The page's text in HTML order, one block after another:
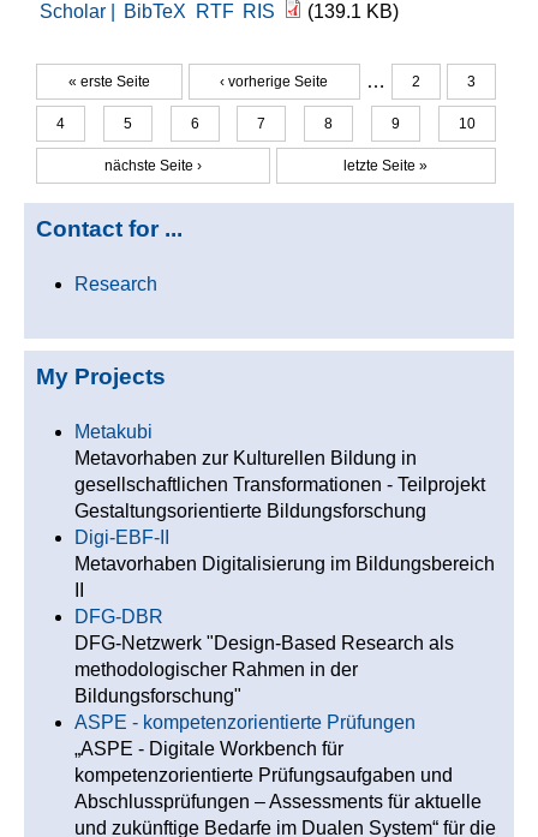
Scholar |
BibTeX RTF RIS (139.1 KB)
Seiten
« erste Seite ‹ vorherige Seite … 2 3
4 5 6 7 8 9 10
nächste Seite › letzte Seite »
Contact for ...
Research
My Projects
Metakubi
Metavorhaben zur Kulturellen Bildung in
gesellschaftlichen Transformationen - Teilprojekt
Gestaltungsorientierte Bildungsforschung
Digi-EBF-II
Metavorhaben Digitalisierung im Bildungsbereich
DFG-DBR
DFG-Netzwerk "Design-Based Research als
methodologischer Rahmen in der
Bildungsforschung"
ASPE - kompetenzorientierte Prüfungen
„ASPE - Digitale Workbench für
kompetenzorientierte Prüfungsaufgaben und
Abschlussprüfungen – Assessments für aktuelle
und zukünftige Bedarfe im Dualen System“ für die